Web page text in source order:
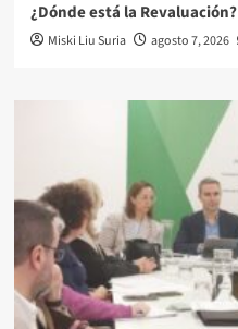
¿Dónde está la Revaluación?
Miski Liu Suria agosto 7, 2026